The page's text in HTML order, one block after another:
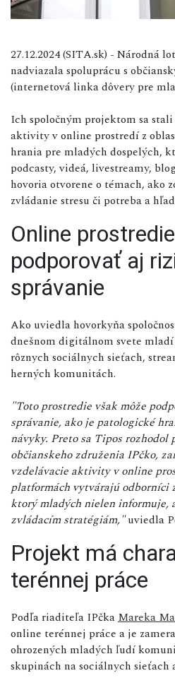
27.12.2024 (SITA.sk) - Národná
nadviazala spoluprácu s
(internetová linka dôvery pre
Ich spoločným projektom sa
aktivity v online prostredí z
hrania pre mladých dospelých,
podcasty, videá, livestreamy,
hovoria otvorene o témach, ako
zvládanie stresu či potreba a
Online
podporovať aj
správanie
Ako uviedla hovorkyňa
dnešnom digitálnom svete
rôznych sociálnych sieťach,
herných komunitách.
"Toto prostredie však môže
správanie, ako je patologické
návyky. Preto sa Tipos
občianskeho združenia IPčko,
vzdelávacie aktivity v online
platformách vytvárajú odborníci
ktorý mladých nielen informuje,
zvládacím stratégiám,"uviedla
Projekt má
terénnej práce
Podľa riaditeľa IPčka Mareka
online terénnej práce a je
ohrozených mladých ľudí
skupinách na sociálnych